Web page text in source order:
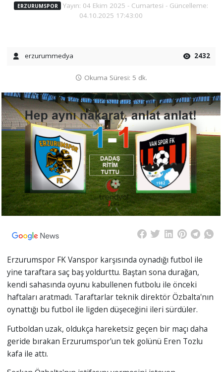
ERZURUMSPOR
Yayın: 04 Ekim 2025 - Cumartesi - Güncelleme:
04.10.2025 17:43:00
erzurummedya 2432
Okuma Süresi: 5 dk.
Erzurumspor FK Vanspor karşısında oynadığı futbol ile
yine taraftara saç baş yoldurttu. Baştan sona durağan,
kendi sahasında oyunu kabullenen futbolu ile önceki
haftaları aratmadı. Taraftarlar teknik direktör Özbalta'nın
oynattığı bu futbol ile ligden düşeceğini ileri sürdüler.
Futboldan uzak, oldukça hareketsiz geçen bir maçı daha
geride bırakan Erzurumspor'un tek golünü Eren Tozlu
kafa ile attı.